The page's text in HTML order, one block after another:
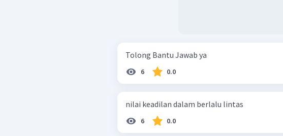
Tolong Bantu Jawab ya
6 0.0
nilai keadilan dalam berlalu lintas
6 0.0